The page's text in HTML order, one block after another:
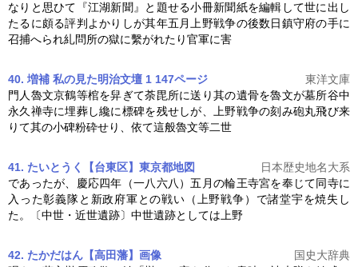
なりと思ひて『江湖新聞』と題せる小冊新聞紙を編輯して世に出し
たるに頗る評判よかりしが其年五月
上野戦争の後数日鎮守府の手に
召捕へられ糺問所の獄に繫がれたり官軍に害
40. 増補 私の見た明治文壇 1 147ページ
東洋文庫
門人魯文京鶴等棺を舁ぎて荼毘所に送り其の遺骨を魯文が墓所谷中
永久禅寺に埋葬し纔に標碑を残せしが、
上野戦争の刻み砲丸飛び来
りて其の小碑粉砕せり、依て這般魯文等二世
41. たいとうく【台東区】東京都地図
日本歴史地名大系
であったが、慶応四年（一八六八）五月の輪王寺宮を奉じて同寺に
入った彰義隊と新政府軍との戦い（
上野戦争）で諸堂宇を焼失し
た。〔中世・近世遺跡〕中世遺跡としては上野
42. たかだはん【高田藩】 画像
国史大辞典